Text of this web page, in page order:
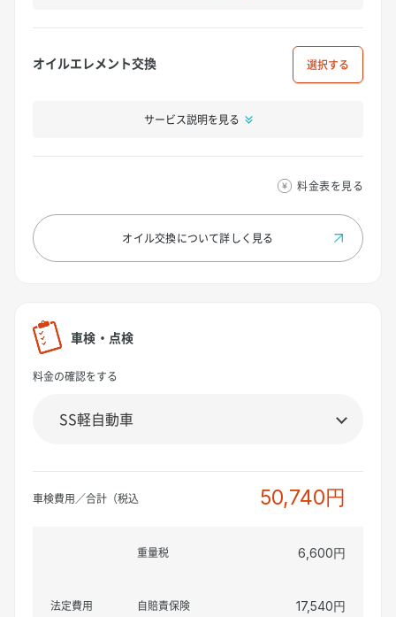
オイルエレメント交換 選択
サービス説明を見る
料金表を見る
オイル交換について詳しく見る
車検・点検
料金の確認をする
車検費用／合計（税込 50,740円
法定費用
重量税 6,600円
自賠責保険 17,540円